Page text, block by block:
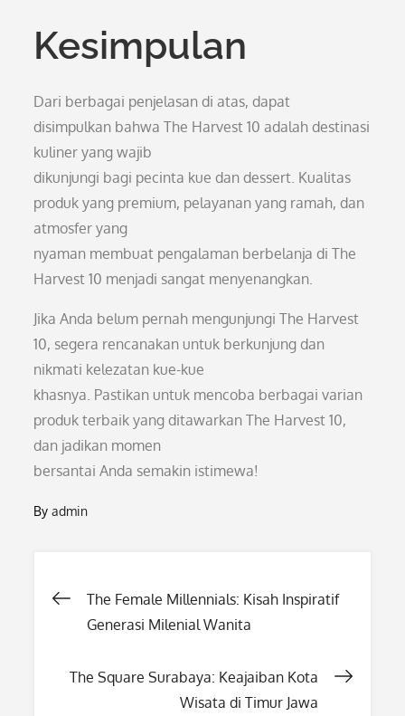
Kesimpulan
Dari berbagai penjelasan di atas, dapat
disimpulkan bahwa The Harvest 10 adalah destinasi
kuliner yang wajib
dikunjungi bagi pecinta kue dan dessert. Kualitas
produk yang premium, pelayanan yang ramah, dan
atmosfer yang
nyaman membuat pengalaman berbelanja di The
Harvest 10 menjadi sangat menyenangkan.
Jika Anda belum pernah mengunjungi The Harvest
10, segera rencanakan untuk berkunjung dan
nikmati kelezatan kue-kue
khasnya. Pastikan untuk mencoba berbagai varian
produk terbaik yang ditawarkan The Harvest 10,
dan jadikan momen
bersantai Anda semakin istimewa!
Byadmin
Post
The Female Millennials: Kisah Inspiratif
Generasi Milenial Wanita
The Square Surabaya: Keajaiban Kota
Wisata di Timur Jawa